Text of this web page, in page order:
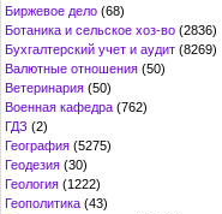
Биржевое дело (68)
Ботаника и сельское хоз-во (2836)
Бухгалтерский учет и аудит (8269)
Валютные отношения (50)
Ветеринария (50)
Военная кафедра (762)
ГДЗ (2)
География (5275)
Геодезия (30)
Геология (1222)
Геополитика (43)